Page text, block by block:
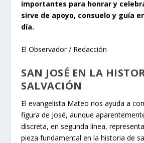
importantes para honrar y
sirve de apoyo, consuelo y guía
día.
El Observador / Redacción
SAN JOSÉ EN LA
SALVACIÓN
El evangelista Mateo nos ayuda a
figura de José, aunque
discreta, en segunda línea,
pieza fundamental en la historia de